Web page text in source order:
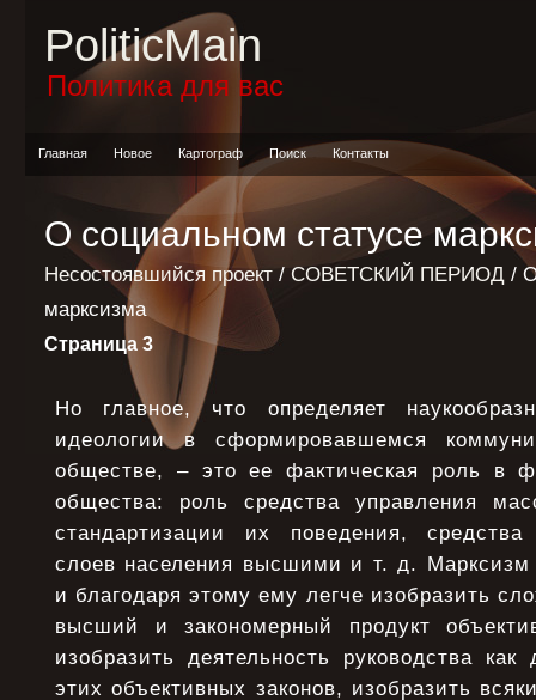
PoliticMain
Политика для вас
Главная Новое Картограф Поиск Контакты
О социальном статусе
Несостоявшийся проект / СОВЕТСКИЙ ПЕРИОД /
марксизма
Страница 3
Но главное, что определяет
идеологии в сформировавшемся
обществе, – это ее фактическая роль в
общества: роль средства управления
стандартизации их поведения,
слоев населения высшими и т. д. Марксизм
и благодаря этому ему легче изобразить
высший и закономерный продукт
изобразить деятельность руководства
этих объективных законов, изобразить